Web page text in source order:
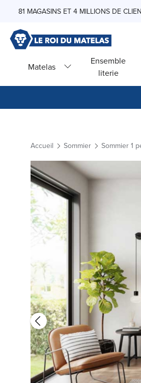
81 MAGASINS ET 4 MILLIONS DE
Matelas
Ensemble
literie
Accueil Sommier Sommier 1